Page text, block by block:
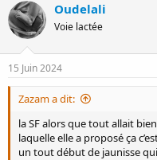
Oudelali
Voie lactée
15 Juin 2024
Zazam a dit:
la SF alors que tout allait
laquelle elle a proposé ça
un tout début de jaunisse